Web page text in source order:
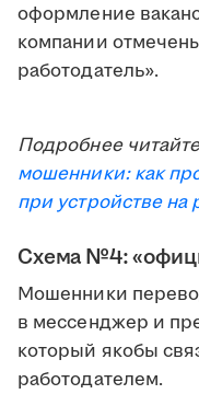
оформление
компании
работодатель».
Подробнее
мошенники: как
при устройстве на
Схема №4:
Мошенники
в мессенджер и
который якобы
работодателем.